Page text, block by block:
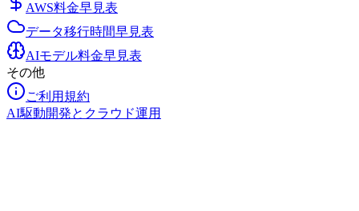
AWS料金早見表
データ移行時間早見表
AIモデル料金早見表
その他
ご利用規約
AI駆動開発とクラウド運用